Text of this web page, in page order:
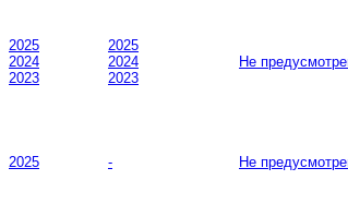
2025
2024
2023
2025
2024
2023
Не
2025 - Не